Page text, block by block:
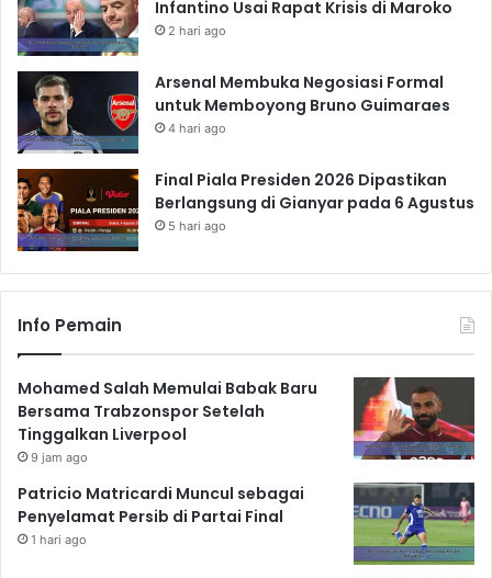
Infantino Usai Rapat Krisis di Maroko
2 hari ago
Arsenal Membuka Negosiasi Formal
untuk Memboyong Bruno Guimaraes
4 hari ago
Final Piala Presiden 2026 Dipastikan
Berlangsung di Gianyar pada 6 Agustus
5 hari ago
Info Pemain
Mohamed Salah Memulai Babak Baru
Bersama Trabzonspor Setelah
Tinggalkan Liverpool
9 jam ago
Patricio Matricardi Muncul sebagai
Penyelamat Persib di Partai Final
1 hari ago